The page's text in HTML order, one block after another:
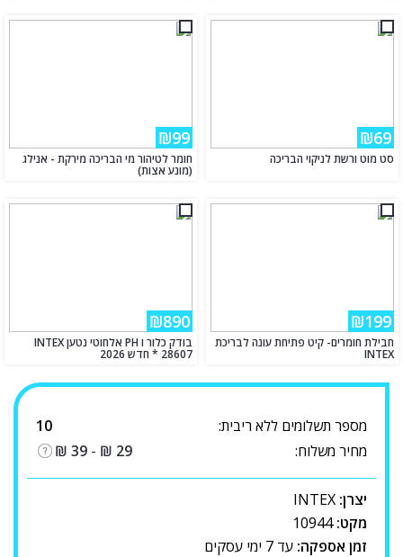
₪69
סט מוט ורשת לניקוי הבריכה
₪99
חומר לטיהור מי הבריכה מירקת - אנילג
(מונע אצות)
₪199
חבילת חומרים- קיט פתיחת עונה לבריכת
INTEX
₪890
בודק כלור ו PH אלחוטי נטען INTEX
28607 * חדש 2026
מספר תשלומים ללא ריבית:
10
מחיר משלוח:
₪ 29
-
₪ 39
יצרן: INTEX
מקט:10944
זמן אספקה: עד 7 ימי עסקים